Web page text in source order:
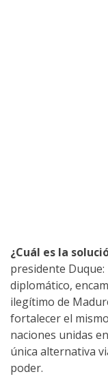
¿Cuál es la
presidente
diplomático,
ilegítimo de
fortalecer el
naciones unidas
única alternativa
poder.